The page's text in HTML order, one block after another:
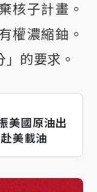
核子計畫。
權濃縮鈾。
的要求。
美國原油出
美載油